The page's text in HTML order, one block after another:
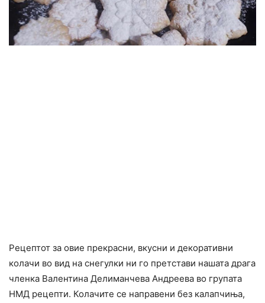
Рецептот за овие прекрасни, вкусни и декоративни
колачи во вид на снегулки ни го претстави нашата драга
членка Валентина Делиманчева Андреева во групата
НМД рецепти. Колачите се направени без калапчиња,